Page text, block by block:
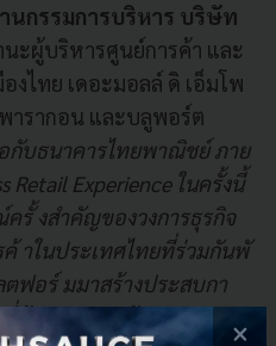
กรรมการบริหาร บริษัท
นะผู้บริหารศูนย์การค้า และ
งไทย เดอะมอลล์ ดิ เอ็มโพ
ารากอน และบลูพอร์ต
กับธนาคารไทยพาณิชย์ ภาย
Retail Experience ในครั้งนี้
รั้ งสำคัญของวงการธุรกิจ
าในประเทศไทยที่ร่วมกันพั
ฟอร์ มมาสร้างประสบกา
ห้างสรรพสินค้าและ
×